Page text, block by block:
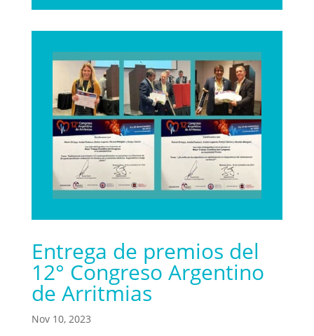
Entrega de premios del
12° Congreso Argentino
de Arritmias
Nov 10, 2023